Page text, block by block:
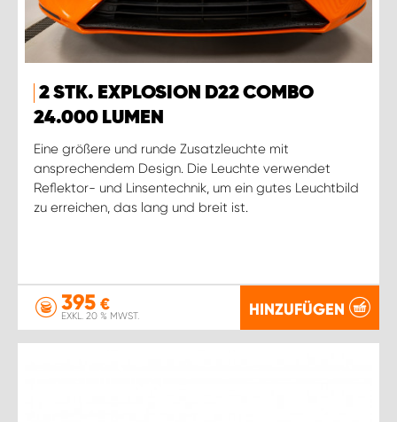
2 STK. EXPLOSION D22 COMBO
24.000 LUMEN
Eine größere und runde Zusatzleuchte mit
ansprechendem Design. Die Leuchte verwendet
Reflektor- und Linsentechnik, um ein gutes Leuchtbild
zu erreichen, das lang und breit ist.
395 €
EXKL. 20 % MWST. HINZUFÜGEN